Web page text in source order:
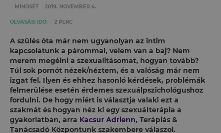
MINDSET 2019. NOVEMBER 4.
OLVASÁSI IDŐ: 2 PERC
A szülés óta már nem ugyanolyan az intim
kapcsolatunk a párommal, velem van a baj? Nem
merem megélni a szexualitásomat, hogyan tovább?
Túl sok pornót nézek/néztem, és a valóság már nem
izgat fel. Ilyen és ehhez hasonló kérdések, problémák
felmerülése esetén érdemes szexuálpszichológushoz
fordulni. De hogy miért is választja valaki ezt a
szakmát és hogyan néz ki egy szexuálterápia a
gyakorlatban, arra Kacsur Adrienn, Terápiás &
Tanácsadó Központunk szakembere válaszol.